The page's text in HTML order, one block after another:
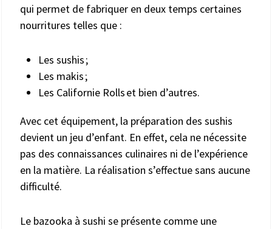
qui permet de fabriquer en deux temps certaines
nourritures telles que :
Les sushis ;
Les makis ;
Les Californie Rolls et bien d’autres.
Avec cet équipement, la préparation des sushis
devient un jeu d’enfant. En effet, cela ne nécessite
pas des connaissances culinaires ni de l’expérience
en la matière. La réalisation s’effectue sans aucune
difficulté.
Le bazooka à sushi se présente comme une